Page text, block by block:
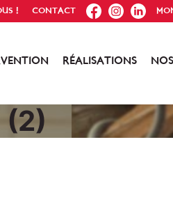
! CONTACT FB IG IN
RÉALISATIONS
(2)